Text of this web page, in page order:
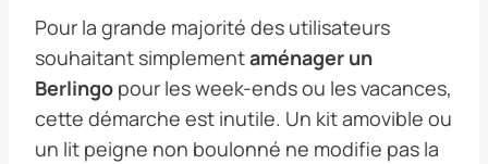
Pour la grande majorité des utilisateurs
souhaitant simplementaménager un
Berlingo pour les week-ends ou les vacances,
cette démarche est inutile. Un kit amovible ou
un lit peigne non boulonné ne modifie pas la